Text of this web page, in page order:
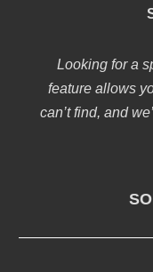
Looking for a
feature allows
can’t find, and